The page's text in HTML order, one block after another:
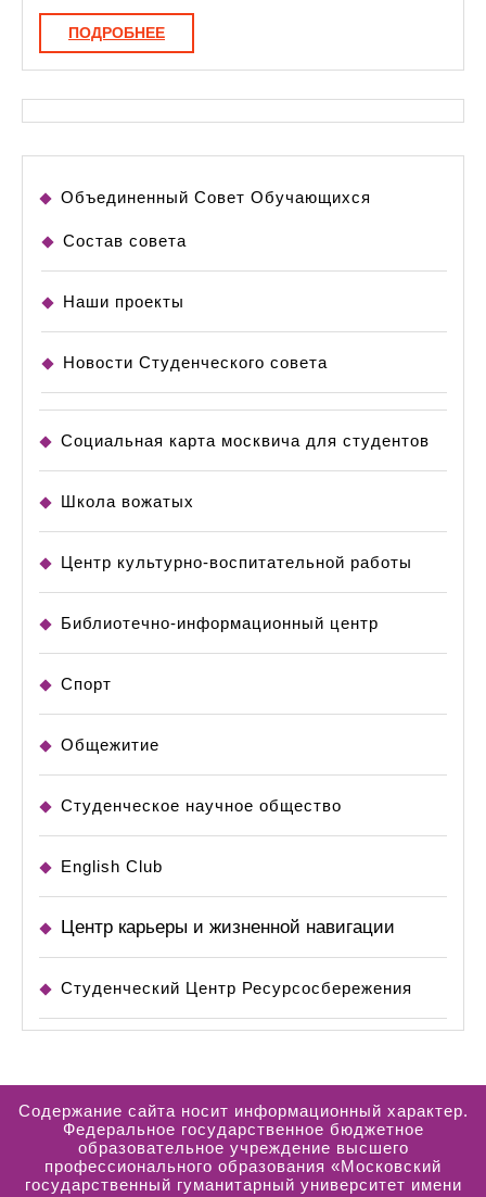
ПОДРОБНЕЕПОДРОБНЕЕ
Объединенный Совет Обучающихся
Состав совета
Наши проекты
Новости Студенческого совета
Социальная карта москвича для студентов
Школа вожатых
Центр культурно-воспитательной работы
Библиотечно-информационный центр
Спорт
Общежитие
Студенческое научное общество
English Club
Центр карьеры и жизненной навигации
Студенческий Центр Ресурсосбережения
Содержание сайта носит информационный характер.
Федеральное государственное бюджетное
образовательное учреждение высшего
профессионального образования «Московский
государственный гуманитарный университет имени